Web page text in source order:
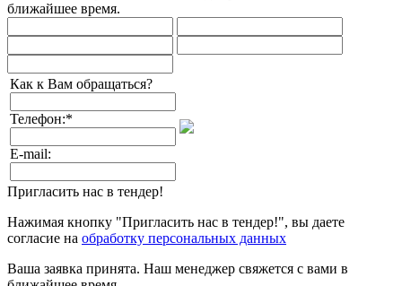
ближайшее время.
Как к Вам обращаться?
Телефон:*
E-mail:
Пригласить нас в тендер!
Нажимая кнопку "Пригласить нас в тендер!", вы даете
согласие на обработку персональных данных
Ваша заявка принята. Наш менеджер свяжется с вами в